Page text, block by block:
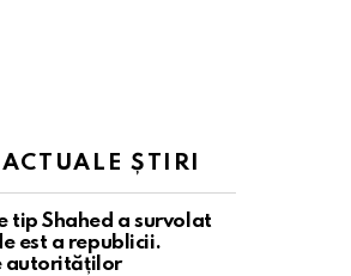
ȘTIRI
tip Shahed a survolat
est a republicii.
autorităților